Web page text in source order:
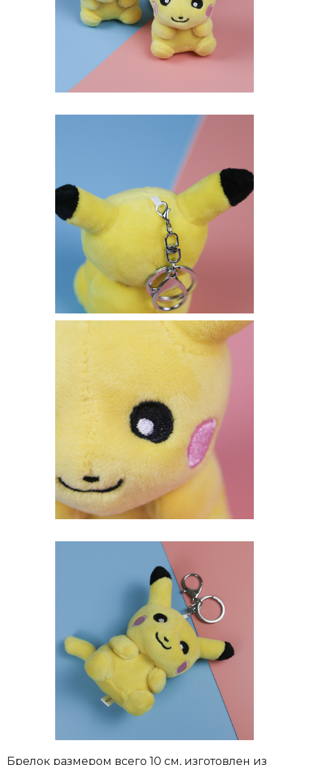
Брелок размером всего 10 см, изготовлен из